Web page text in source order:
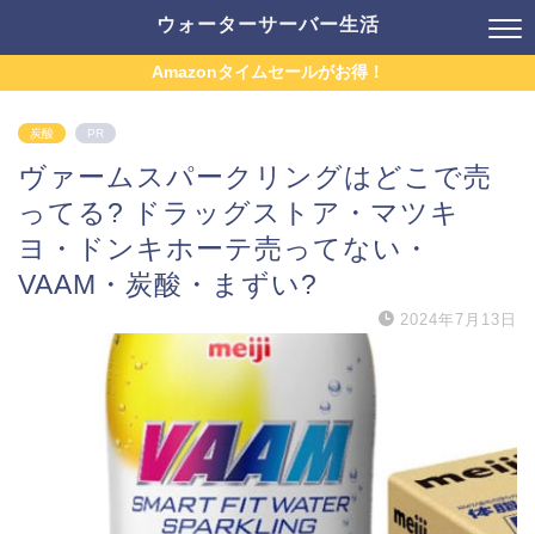
ウォーターサーバー生活
Amazonタイムセールがお得！
炭酸 PR
ヴァームスパークリングはどこで売
ってる? ドラッグストア・マツキ
ヨ・ドンキホーテ売ってない・
VAAM・炭酸・まずい?
2024年7月13日